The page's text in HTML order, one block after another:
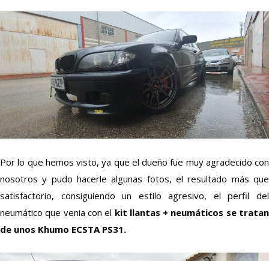
Por lo que hemos visto, ya que el dueño fue muy agradecido con
nosotros y pudo hacerle algunas fotos, el resultado más que
satisfactorio, consiguiendo un estilo agresivo, el perfil del
neumático que venia con el kit llantas + neumáticos se tratan
de unos Khumo ECSTA PS31.